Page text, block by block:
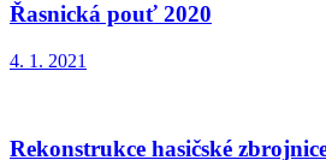
Řasnická pouť 2020
4. 1. 2021
Rekonstrukce hasičské